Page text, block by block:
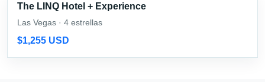
The LINQ Hotel + Experience
Las Vegas · 4 estrellas
$1,255 USD